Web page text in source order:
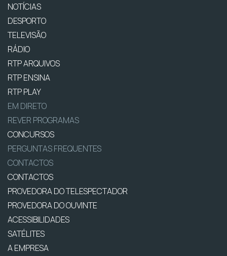
NOTÍCIAS
DESPORTO
TELEVISÃO
RÁDIO
RTP ARQUIVOS
RTP ENSINA
RTP PLAY
EM DIRETO
REVER PROGRAMAS
CONCURSOS
PERGUNTAS FREQUENTES
CONTACTOS
CONTACTOS
PROVEDORA DO TELESPECTADOR
PROVEDORA DO OUVINTE
ACESSIBILIDADES
SATÉLITES
A EMPRESA